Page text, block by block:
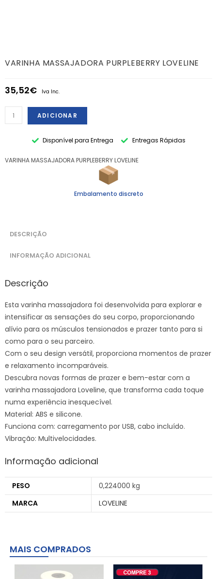
VARINHA MASSAJADORA PURPLEBERRY LOVELINE
35,52€ Iva Inc.
ADICIONAR
Disponível para Entrega Entregas Rápidas
VARINHA MASSAJADORA PURPLEBERRY LOVELINE
Embalamento discreto
DESCRIÇÃO
INFORMAÇÃO ADICIONAL
Descrição
Esta varinha massajadora foi desenvolvida para explorar e
intensificar as sensações do seu corpo, proporcionando
alívio para os músculos tensionados e prazer tanto para si
como para o seu parceiro.
Com o seu design versátil, proporciona momentos de prazer
e relaxamento incomparáveis.
Descubra novas formas de prazer e bem-estar com a
varinha massajadora Loveline, que transforma cada toque
numa experiência inesquecível.
Material: ABS e silicone.
Funciona com: carregamento por USB, cabo incluído.
Vibração: Multivelocidades.
Informação adicional
PESO
0,224000 kg
MARCA
LOVELINE
MAIS COMPRADOS